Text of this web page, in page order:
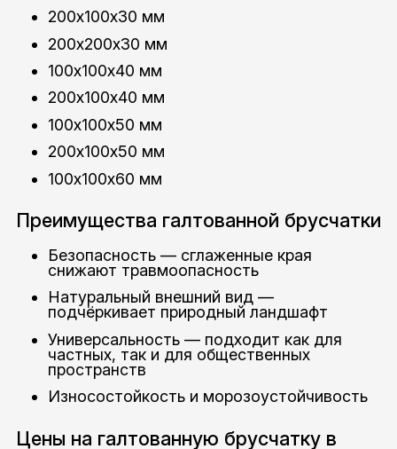
200х100х30 мм
200х200х30 мм
100х100х40 мм
200х100х40 мм
100х100х50 мм
200х100х50 мм
100х100х60 мм
Преимущества галтованной брусчатки
Безопасность — сглаженные края
снижают травмоопасность
Натуральный внешний вид —
подчёркивает природный ландшафт
Универсальность — подходит как для
частных, так и для общественных
пространств
Износостойкость и морозоустойчивость
Цены на галтованную брусчатку в